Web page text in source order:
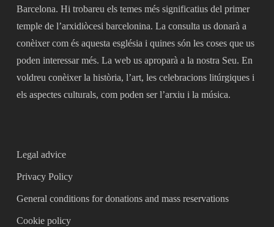
Barcelona. Hi trobareu els temes més significatius del primer
temple de l’arxidiòcesi barcelonina. La consulta us donarà a
conèixer com és aquesta església i quines són les coses que us
poden interessar més. La web us aproparà a la nostra Seu. En
voldreu conèixer la història, l’art, les celebracions litúrgiques i
els aspectes culturals, com poden ser l’arxiu i la música.
Legal advice
Privacy Policy
General conditions for donations and mass reservations
Cookie policy